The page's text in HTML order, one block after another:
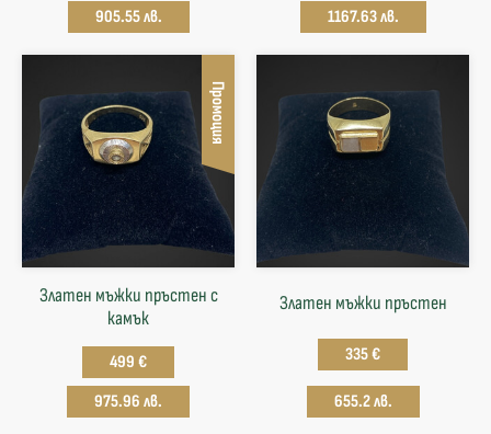
905.55 лв.
1167.63 лв.
Промоция
Златен мъжки пръстен с
камък
499 €
975.96 лв.
Златен мъжки пръстен
335 €
655.2 лв.